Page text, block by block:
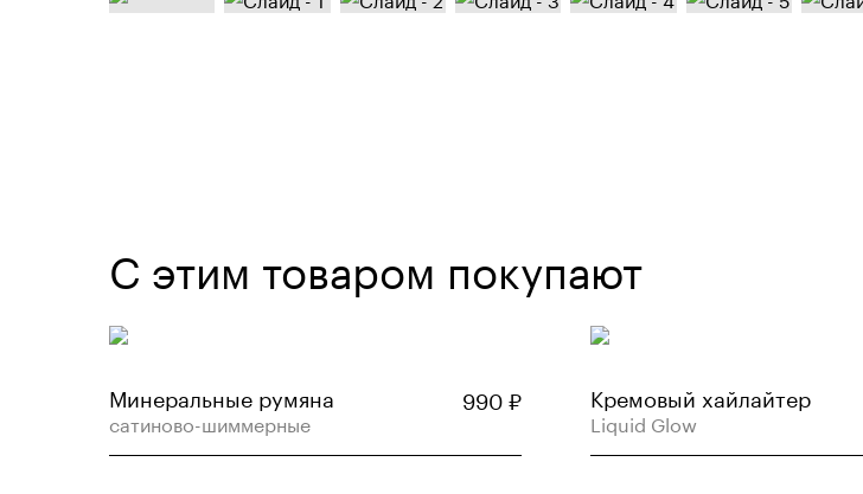
С этим товаром покупают
Минеральные румяна
сатиново-шиммерные
990₽ Кремовый хайлайтер
Liquid Glow